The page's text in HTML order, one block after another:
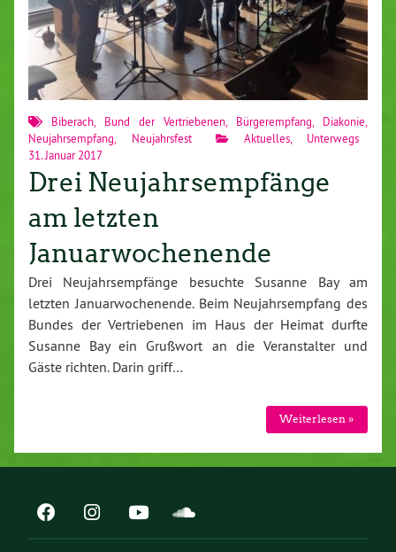
Biberach, Bund der Vertriebenen, Bürgerempfang, Diakonie,
Neujahrsempfang, Neujahrsfest Aktuelles, Unterwegs
31. Januar 2017
Drei Neujahrsempfänge
am letzten
Januarwochenende
Drei Neujahrsempfänge besuchte Susanne Bay am
letzten Januarwochenende. Beim Neujahrsempfang des
Bundes der Vertriebenen im Haus der Heimat durfte
Susanne Bay ein Grußwort an die Veranstalter und
Gäste richten. Darin griff…
Weiterlesen »